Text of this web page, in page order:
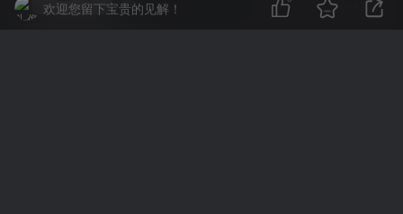
3年前 630
欢迎您留下宝贵的见解！